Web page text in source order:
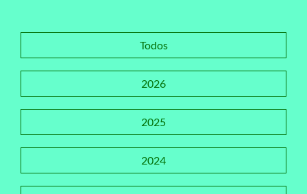
Todos
2026
2025
2024